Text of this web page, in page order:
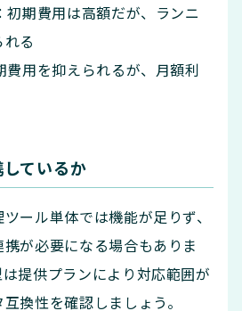
初期費用は高額だが、ランニ
る
費用を抑えられるが、月額利
ているか
ール単体では機能が足りず、
が必要になる場合もありま
提供プランにより対応範囲が
換性を確認しましょう。